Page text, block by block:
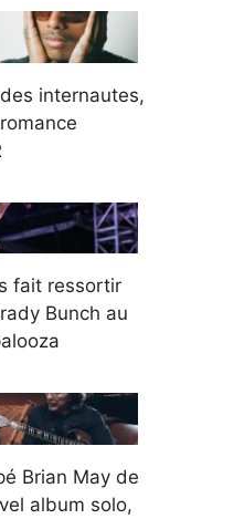
internautes,
fait ressortir
Bunch au
Brian May de
album solo,